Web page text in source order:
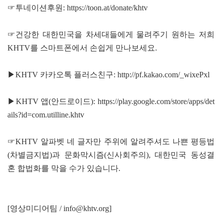
☞투네이션후원: https://toon.at/donate/khtv
☞건강한 대한민국을 차세대들에게 물려주기 원하는 저희
KHTV를 스마트폰에서 손쉽게 만나보세요.
▶KHTV 카카오톡 플러스친구: http://pf.kakao.com/_wixePxl
▶KHTV 앱(안드로이드): https://play.google.com/store/apps/det
ails?id=com.utilline.khtv
☞KHTV 알파벳 네 글자만 주위에 알려주셔도 나쁜 평등법
(차별금지법)과 문화막시즘(신사회주의), 대한민국 동성결
혼 합법화를 막을 수가 있습니다.
[영상미디어팀 / info@khtv.org]